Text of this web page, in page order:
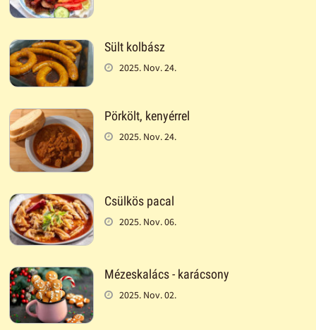
Sült kolbász
2025. Nov. 24.
Pörkölt, kenyérrel
2025. Nov. 24.
Csülkös pacal
2025. Nov. 06.
Mézeskalács - karácsony
2025. Nov. 02.